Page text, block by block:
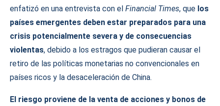
enfatizó en una entrevista con el Financial Times, que los
países emergentes deben estar preparados para una
crisis potencialmente severa y de consecuencias
violentas, debido a los estragos que pudieran causar el
retiro de las políticas monetarias no convencionales en
países ricos y la desaceleración de China.
El riesgo proviene de la venta de acciones y bonos de